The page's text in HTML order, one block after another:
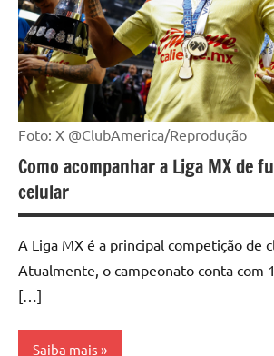
Foto: X @ClubAmerica/Reprodução
Como acompanhar a Liga MX de
celular
A Liga MX é a principal competição de
Atualmente, o campeonato conta com
[…]
Saiba mais